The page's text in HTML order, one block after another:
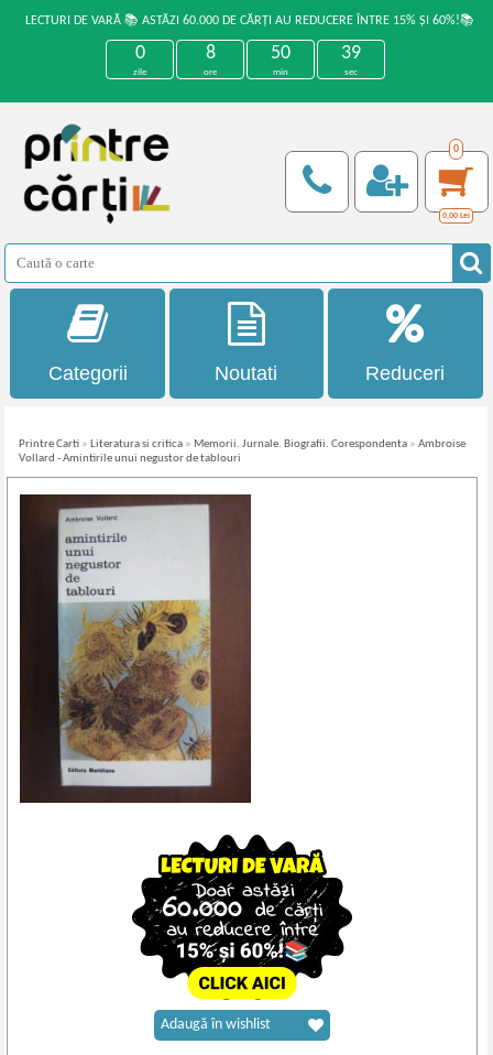
LECTURI DE VARĂ 📚 ASTĂZI 60.000 DE CĂRȚI AU REDUCERE ÎNTRE 15% ȘI 60%!📚
0
zile
8
ore
50
min
39
sec
0
0,00 Lei
Categorii Noutati Reduceri
Printre Carti » Literatura si critica » Memorii. Jurnale. Biografii. Corespondenta »Ambroise
Vollard - Amintirile unui negustor de tablouri
Adaugă în wishlist